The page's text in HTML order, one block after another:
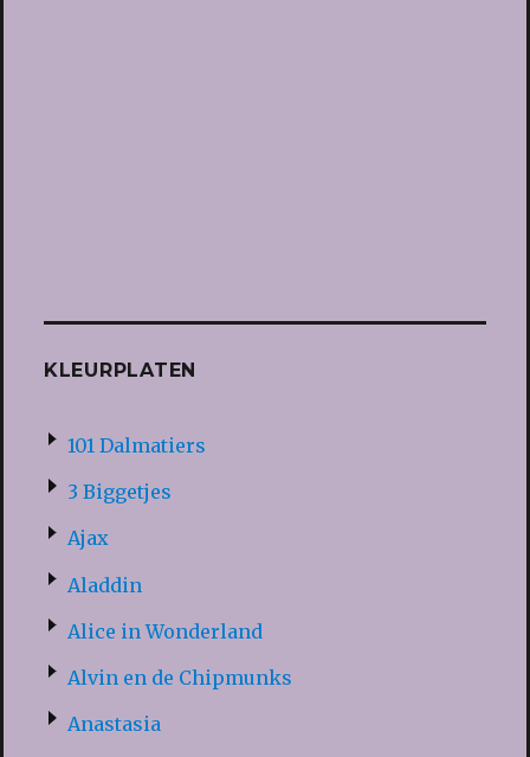
KLEURPLATEN
101 Dalmatiers
3 Biggetjes
Ajax
Aladdin
Alice in Wonderland
Alvin en de Chipmunks
Anastasia